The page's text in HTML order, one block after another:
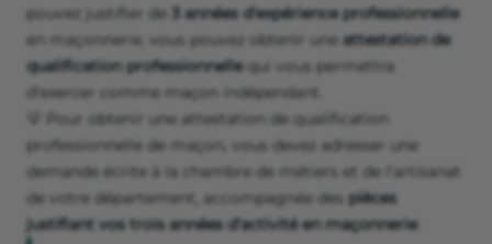
pouvez justifier de
3 années d'expérience professionnelle
en maçonnerie, vous pouvez obtenir une attestation de
qualification professionnellequi vous permettra
d’exercer comme maçon indépendant.
💡 Pour obtenir une attestation de qualification
professionnelle de maçon, vous devez adresser une
demande écrite à la chambre de métiers et de l'artisanat
de votre département, accompagnée des pièces
justifiant vos trois années d’activité en maçonnerie.